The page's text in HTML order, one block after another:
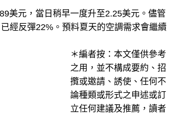
美元，當日稍早一度升至2.25美元。儘管
經反彈22%。預料夏天的空調需求會繼續
＊編者按：本文僅供參考
之用，並不構成要約、招
攬或邀請、誘使、任何不
論種類或形式之申述或訂
立任何建議及推薦，讀者